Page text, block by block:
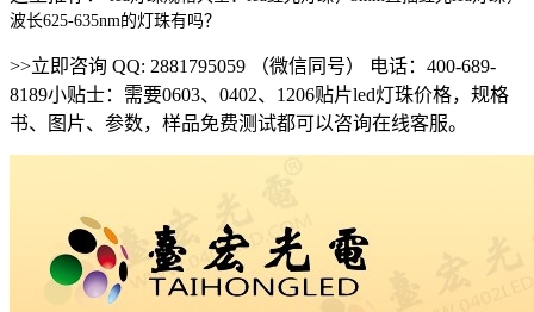
波长625-635nm的灯珠有吗？
>>立即咨询 QQ: 2881795059 （微信同号） 电话：400-689-
8189小贴士：需要0603、0402、1206贴片led灯珠价格，规格
书、图片、参数，样品免费测试都可以咨询在线客服。